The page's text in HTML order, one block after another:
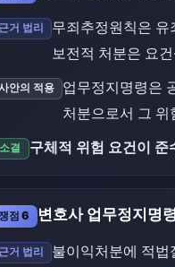
근거 법리
무죄추정원칙은 유
보전적 처분은 요
안의 적용
업무정지명령은
처분으로서 그
소결 구체적 위험 요건이
점 6 변호사 업무정지명
근거 법리
불이익처분에 적